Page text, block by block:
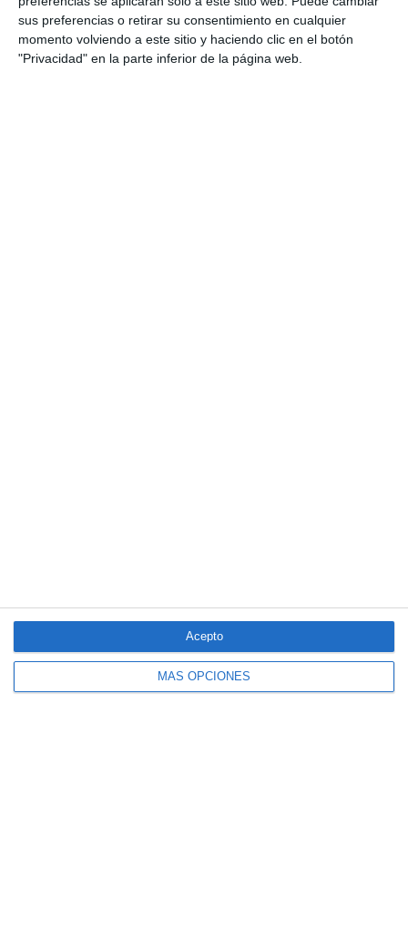
sus preferencias o retirar su consentimiento en cualquier
momento volviendo a este sitio y haciendo clic en el botón
"Privacidad" en la parte inferior de la página web.
MÁS OPCIONES
Acepto
LO ÚLTIMO